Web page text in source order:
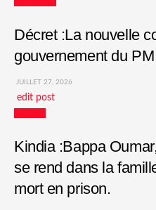
Décret :La nouvelle
gouvernement du
JUILLET 27, 2026
edit post
Kindia :Bappa
se rend dans la
mort en prison.